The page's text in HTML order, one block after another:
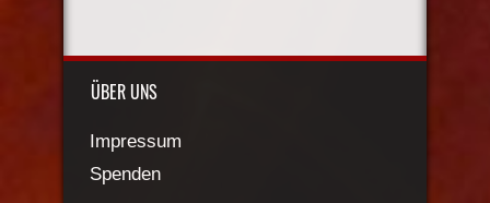
ÜBER UNS
Impressum
Spenden